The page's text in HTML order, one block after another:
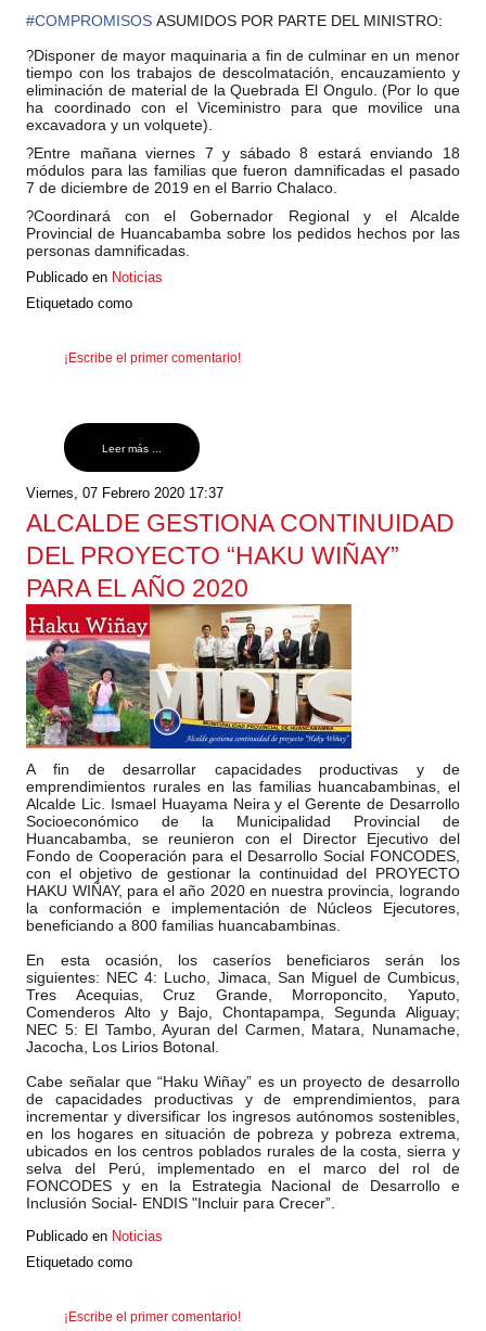
#COMPROMISOS ASUMIDOS POR PARTE DEL MINISTRO:
?Disponer de mayor maquinaria a fin de culminar en un menor
tiempo con los trabajos de descolmatación, encauzamiento y
eliminación de material de la Quebrada El Ongulo. (Por lo que
ha coordinado con el Viceministro para que movilice una
excavadora y un volquete).
?Entre mañana viernes 7 y sábado 8 estará enviando 18
módulos para las familias que fueron damnificadas el pasado
7 de diciembre de 2019 en el Barrio Chalaco.
?Coordinará con el Gobernador Regional y el Alcalde
Provincial de Huancabamba sobre los pedidos hechos por las
personas damnificadas.
Publicado en Noticias
Etiquetado como
¡Escribe el primer comentario!
Leer más ...
Viernes, 07 Febrero 2020 17:37
ALCALDE GESTIONA CONTINUIDAD
DEL PROYECTO “HAKU WIÑAY”
PARA EL AÑO 2020
A fin de desarrollar capacidades productivas y de
emprendimientos rurales en las familias huancabambinas, el
Alcalde Lic. Ismael Huayama Neira y el Gerente de Desarrollo
Socioeconómico de la Municipalidad Provincial de
Huancabamba, se reunieron con el Director Ejecutivo del
Fondo de Cooperación para el Desarrollo Social FONCODES,
con el objetivo de gestionar la continuidad del PROYECTO
HAKU WIÑAY, para el año 2020 en nuestra provincia, logrando
la conformación e implementación de Núcleos Ejecutores,
beneficiando a 800 familias huancabambinas.
En esta ocasión, los caseríos beneficiaros serán los
siguientes: NEC 4: Lucho, Jimaca, San Miguel de Cumbicus,
Tres Acequias, Cruz Grande, Morroponcito, Yaputo,
Comenderos Alto y Bajo, Chontapampa, Segunda Aliguay;
NEC 5: El Tambo, Ayuran del Carmen, Matara, Nunamache,
Jacocha, Los Lirios Botonal.
Cabe señalar que “Haku Wiñay” es un proyecto de desarrollo
de capacidades productivas y de emprendimientos, para
incrementar y diversificar los ingresos autónomos sostenibles,
en los hogares en situación de pobreza y pobreza extrema,
ubicados en los centros poblados rurales de la costa, sierra y
selva del Perú, implementado en el marco del rol de
FONCODES y en la Estrategia Nacional de Desarrollo e
Inclusión Social- ENDIS "Incluir para Crecer”.
Publicado en Noticias
Etiquetado como
¡Escribe el primer comentario!